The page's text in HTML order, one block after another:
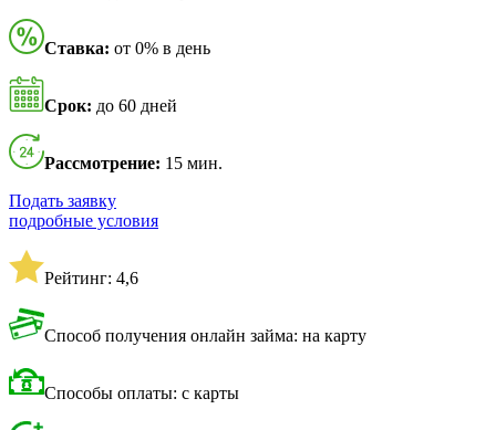
Ставка: от 0% в день
Срок: до 60 дней
Рассмотрение: 15 мин.
Подать заявку
подробные условия
Рейтинг: 4,6
Способ получения онлайн займа: на карту
Способы оплаты: с карты